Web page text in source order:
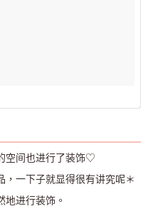
空间也进行了装饰♡
，一下子就显得很有讲究呢＊
地进行装饰。